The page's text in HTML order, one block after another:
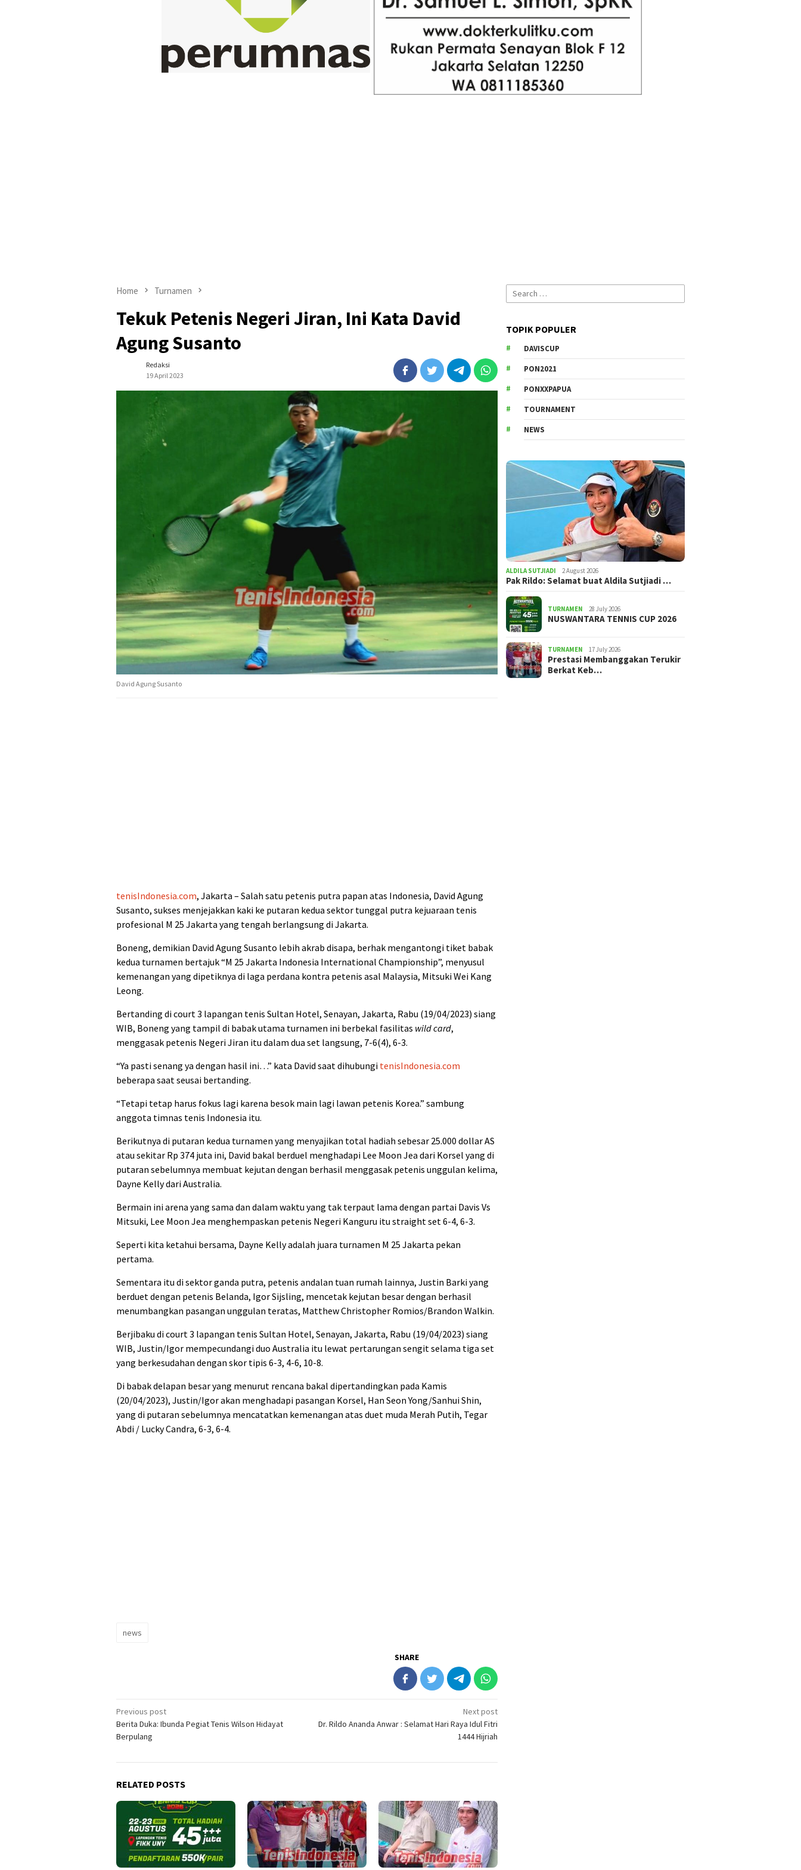
Home Turnamen
Tekuk Petenis Negeri Jiran, Ini Kata David
Agung Susanto
Redaksi
19 April 2023
David Agung Susanto
tenisIndonesia.com, Jakarta – Salah satu petenis putra papan atas Indonesia, David Agung
Susanto, sukses menjejakkan kaki ke putaran kedua sektor tunggal putra kejuaraan tenis
profesional M 25 Jakarta yang tengah berlangsung di Jakarta.
Boneng, demikian David Agung Susanto lebih akrab disapa, berhak mengantongi tiket babak
kedua turnamen bertajuk “M 25 Jakarta Indonesia International Championship”, menyusul
kemenangan yang dipetiknya di laga perdana kontra petenis asal Malaysia, Mitsuki Wei Kang
Leong.
Bertanding di court 3 lapangan tenis Sultan Hotel, Senayan, Jakarta, Rabu (19/04/2023) siang
WIB, Boneng yang tampil di babak utama turnamen ini berbekal fasilitas wild card,
menggasak petenis Negeri Jiran itu dalam dua set langsung, 7-6(4), 6-3.
“Ya pasti senang ya dengan hasil ini…” kata David saat dihubungi tenisIndonesia.com
beberapa saat seusai bertanding.
“Tetapi tetap harus fokus lagi karena besok main lagi lawan petenis Korea.” sambung
anggota timnas tenis Indonesia itu.
Berikutnya di putaran kedua turnamen yang menyajikan total hadiah sebesar 25.000 dollar AS
atau sekitar Rp 374 juta ini, David bakal berduel menghadapi Lee Moon Jea dari Korsel yang di
putaran sebelumnya membuat kejutan dengan berhasil menggasak petenis unggulan kelima,
Dayne Kelly dari Australia.
Bermain ini arena yang sama dan dalam waktu yang tak terpaut lama dengan partai Davis Vs
Mitsuki, Lee Moon Jea menghempaskan petenis Negeri Kanguru itu straight set 6-4, 6-3.
Seperti kita ketahui bersama, Dayne Kelly adalah juara turnamen M 25 Jakarta pekan
pertama.
Sementara itu di sektor ganda putra, petenis andalan tuan rumah lainnya, Justin Barki yang
berduet dengan petenis Belanda, Igor Sijsling, mencetak kejutan besar dengan berhasil
menumbangkan pasangan unggulan teratas, Matthew Christopher Romios/Brandon Walkin.
Berjibaku di court 3 lapangan tenis Sultan Hotel, Senayan, Jakarta, Rabu (19/04/2023) siang
WIB, Justin/Igor mempecundangi duo Australia itu lewat pertarungan sengit selama tiga set
yang berkesudahan dengan skor tipis 6-3, 4-6, 10-8.
Di babak delapan besar yang menurut rencana bakal dipertandingkan pada Kamis
(20/04/2023), Justin/Igor akan menghadapi pasangan Korsel, Han Seon Yong/Sanhui Shin,
yang di putaran sebelumnya mencatatkan kemenangan atas duet muda Merah Putih, Tegar
Abdi / Lucky Candra, 6-3, 6-4.
news
SHARE
Post
navigation
Previous post
Berita Duka: Ibunda Pegiat Tenis Wilson Hidayat
Berpulang
Next post
Dr. Rildo Ananda Anwar : Selamat Hari Raya Idul Fitri
1444 Hijriah
RELATED POSTS
Search
for:
TOPIK POPULER
DAVISCUP
PON2021
PONXXPAPUA
TOURNAMENT
NEWS
ALDILA SUTJIADI 2 August 2026
Pak Rildo: Selamat buat Aldila Sutjiadi …
TURNAMEN 28 July 2026
NUSWANTARA TENNIS CUP 2026
TURNAMEN 17 July 2026
Prestasi Membanggakan Terukir
Berkat Keb…